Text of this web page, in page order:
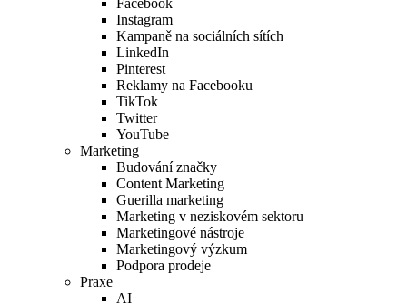
Facebook
Instagram
Kampaně na sociálních sítích
LinkedIn
Pinterest
Reklamy na Facebooku
TikTok
Twitter
YouTube
Marketing
Budování značky
Content Marketing
Guerilla marketing
Marketing v neziskovém sektoru
Marketingové nástroje
Marketingový výzkum
Podpora prodeje
Praxe
AI